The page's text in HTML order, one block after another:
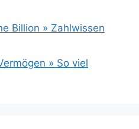
Billion » Zahlwissen
» So viel